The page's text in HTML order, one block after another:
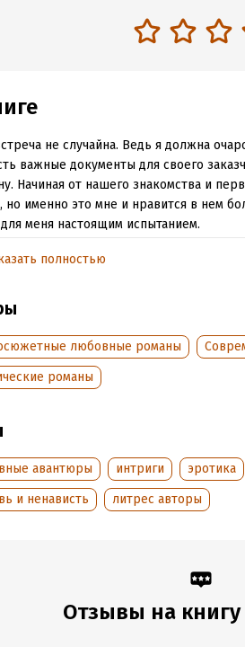
не случайна. Ведь я должна
важные документы для своего
Начиная от нашего знакомства и
но именно это мне и нравится в нем
для меня настоящим испытанием.
401405
2026
2 апреля 2022
полностью
любовные романы
романы
авантюры интриги эротика
и ненависть
литрес авторы
Отзывы на